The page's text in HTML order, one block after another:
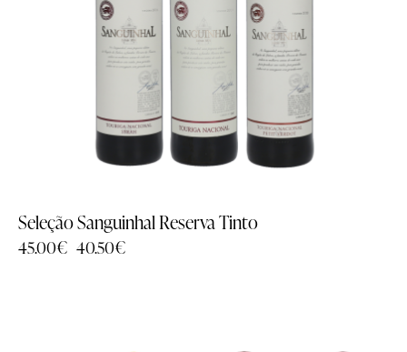
Seleção Sanguinhal Reserva Tinto
45.00€ 40.50€